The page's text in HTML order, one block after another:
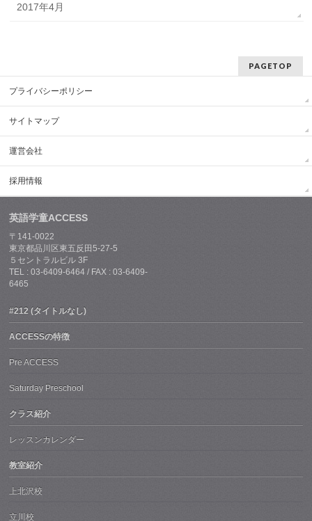
2017年4月
PAGETOP
プライバシーポリシー
サイトマップ
運営会社
採用情報
英語学童ACCESS
〒141-0022
東京都品川区東五反田5-27-5
５セントラルビル 3F
TEL : 03-6409-6464 / FAX : 03-6409-
6465
#212 (タイトルなし)
ACCESSの特徴
Pre ACCESS
Saturday Preschool
クラス紹介
レッスンカレンダー
教室紹介
上北沢校
立川校